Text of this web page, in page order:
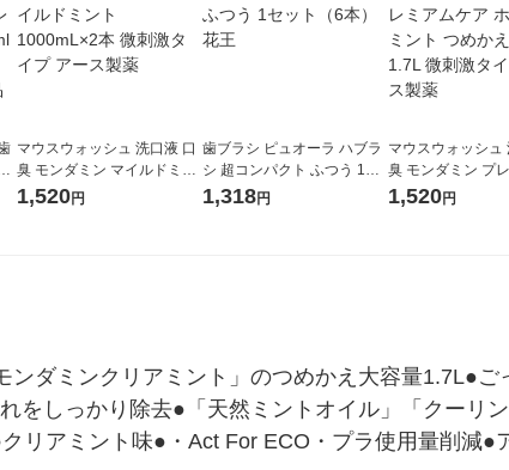
マウスウォッシュ 洗口液 口
臭 モンダミン マイルドミン
ト 1000mL×2本 微刺激タイ
1,520円
歯ブラシ ピュオーラ ハブラ
シ 超コンパクト ふつう 1セ
ット（6本）花王
1,318円
マウスウォッシュ
臭 モンダミン プ
ア ホワイトミン
1,520円
ダミンクリアミント」のつめかえ大容量1.7L●
をしっかり除去●「天然ミントオイル」「クーリ
リアミント味●・Act For ECO・プラ使用量削減●